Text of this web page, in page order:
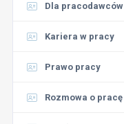
Dla pracodawców
Kariera w pracy
Prawo pracy
Rozmowa o pracę